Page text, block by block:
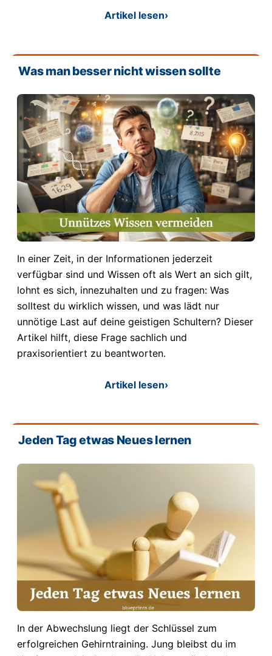
Artikel lesen›
Was man besser nicht wissen sollte
In einer Zeit, in der Informationen jederzeit
verfügbar sind und Wissen oft als Wert an sich gilt,
lohnt es sich, innezuhalten und zu fragen: Was
solltest du wirklich wissen, und was lädt nur
unnötige Last auf deine geistigen Schultern? Dieser
Artikel hilft, diese Frage sachlich und
praxisorientiert zu beantworten.
Artikel lesen›
Jeden Tag etwas Neues lernen
In der Abwechslung liegt der Schlüssel zum
erfolgreichen Gehirntraining. Jung bleibst du im